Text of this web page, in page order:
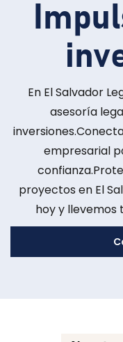
En El Salvador
asesoría
inversiones.
empresarial
confianza.
proyectos en El
hoy y llevemos